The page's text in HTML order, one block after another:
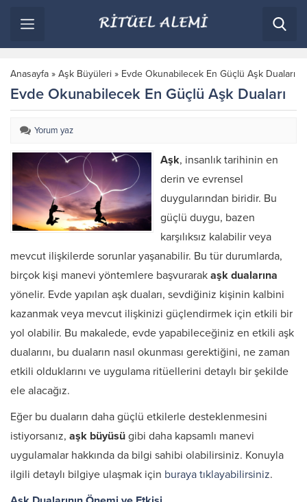
Anasayfa » Aşk Büyüleri » Evde Okunabilecek En Güçlü Aşk Duaları
Evde Okunabilecek En Güçlü Aşk Duaları
Yorum yaz
Aşk, insanlık tarihinin en
derin ve evrensel
duygularından biridir. Bu
güçlü duygu, bazen
karşılıksız kalabilir veya
mevcut ilişkilerde sorunlar yaşanabilir. Bu tür durumlarda,
birçok kişi manevi yöntemlere başvurarak aşk dualarına
yönelir. Evde yapılan aşk duaları, sevdiğiniz kişinin kalbini
kazanmak veya mevcut ilişkinizi güçlendirmek için etkili bir
yol olabilir. Bu makalede, evde yapabileceğiniz en etkili aşk
dualarını, bu duaların nasıl okunması gerektiğini, ne zaman
etkili olduklarını ve uygulama ritüellerini detaylı bir şekilde
ele alacağız.
Eğer bu duaların daha güçlü etkilerle desteklenmesini
istiyorsanız, aşk büyüsü gibi daha kapsamlı manevi
uygulamalar hakkında da bilgi sahibi olabilirsiniz. Konuyla
ilgili detaylı bilgiye ulaşmak için buraya tıklayabilirsiniz.